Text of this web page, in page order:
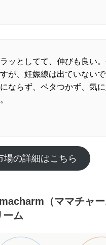
ッとしてて、伸びも良い
が、妊娠線は出ていない
ならず、ベタつかず、気
場の詳細はこちら
（ママチャ
ーム